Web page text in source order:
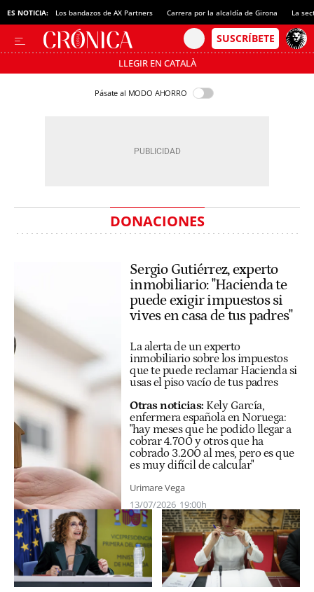
ES NOTICIA: Los bandazos de AX Partners Carrera por la alcaldía de Girona La
LLEGIR EN CATALÀ
Pásate al MODO AHORRO
DONACIONES
Sergio Gutiérrez, experto
inmobiliario: "Hacienda te
puede exigir impuestos si
vives en casa de tus padres"
La alerta de un experto
inmobiliario sobre los impuestos
que te puede reclamar Hacienda si
usas el piso vacío de tus padres
Otras noticias: Kely García,
enfermera española en Noruega:
"hay meses que he podido llegar a
cobrar 4.700 y otros que ha
cobrado 3.200 al mes, pero es que
es muy difícil de calcular"
Urimare Vega
13/07/2026 19:00h